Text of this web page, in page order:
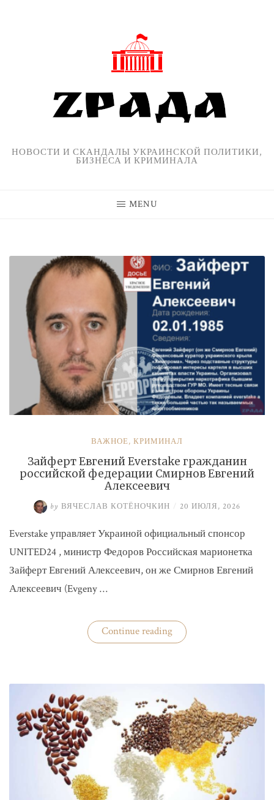
НОВОСТИ И СКАНДАЛЫ УКРАИНСКОЙ ПОЛИТИКИ,
БИЗНЕСА И КРИМИНАЛА
MENU
ВАЖНОЕ, КРИМИНАЛ
Зайферт Евгений Everstake гражданин
российской федерации Смирнов Евгений
Алексеевич
by ВЯЧЕСЛАВ КОТЁНОЧКИН / 20 ИЮЛЯ, 2026
Everstake управляет Украиной официальный спонсор
UNITED24 , министр Федоров Российская марионетка
Зайферт Евгений Алексеевич, он же Смирнов Евгений
Алексеевич (Evgeny …
Continue reading«Зайферт
Евгений
федерации
Евгений
Алексеевич»